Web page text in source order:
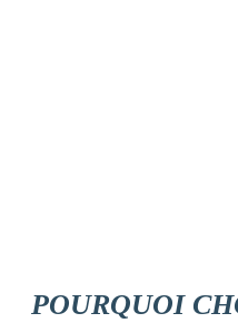
POURQUOI